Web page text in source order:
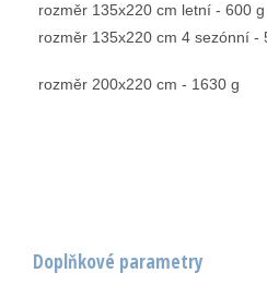
rozměr 135x220 cm letní - 600 g
rozměr 135x220 cm 4 sezónní -
rozměr 200x220 cm - 1630 g
Doplňkové parametry